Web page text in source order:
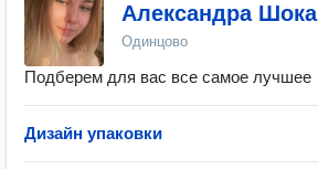
Александра Шока
Одинцово
Подберем для вас все самое лучшее
Дизайн упаковки